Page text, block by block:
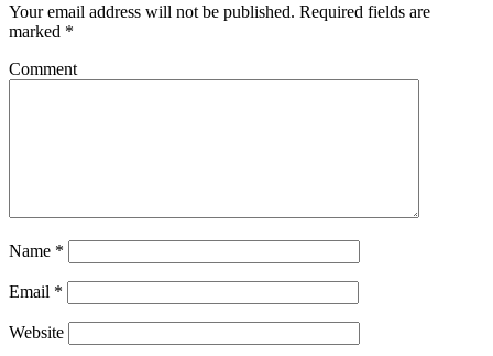
Your email address will not be published. Required fields are
marked *
Comment
Name *
Email *
Website